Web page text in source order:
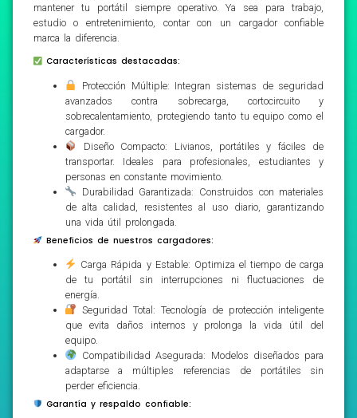
mantener tu portátil siempre operativo. Ya sea para trabajo,
estudio o entretenimiento, contar con un cargador confiable
marca la diferencia.
Características destacadas:
Protección Múltiple: Integran sistemas de seguridad
avanzados contra sobrecarga, cortocircuito y
sobrecalentamiento, protegiendo tanto tu equipo como el
cargador.
Diseño Compacto: Livianos, portátiles y fáciles de
transportar. Ideales para profesionales, estudiantes y
personas en constante movimiento.
Durabilidad Garantizada: Construidos con materiales
de alta calidad, resistentes al uso diario, garantizando
una vida útil prolongada.
Beneficios de nuestros cargadores:
Carga Rápida y Estable: Optimiza el tiempo de carga
de tu portátil sin interrupciones ni fluctuaciones de
energía.
Seguridad Total: Tecnología de protección inteligente
que evita daños internos y prolonga la vida útil del
equipo.
Compatibilidad Asegurada: Modelos diseñados para
adaptarse a múltiples referencias de portátiles sin
perder eficiencia.
Garantía y respaldo confiable: